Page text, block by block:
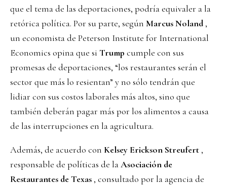
que el tema de las deportaciones, podría equivaler a la
retórica política. Por su parte, según Marcus Noland ,
un economista de Peterson Institute for International
Economics opina que si Trump cumple con sus
promesas de deportaciones, “los restaurantes serán el
sector que más lo resientan” y no sólo tendrán que
lidiar con sus costos laborales más altos, sino que
también deberán pagar más por los alimentos a causa
de las interrupciones en la agricultura.
Además, de acuerdo con Kelsey Erickson Streufert ,
responsable de políticas de laAsociación de
Restaurantes de Texas , consultado por la agencia de